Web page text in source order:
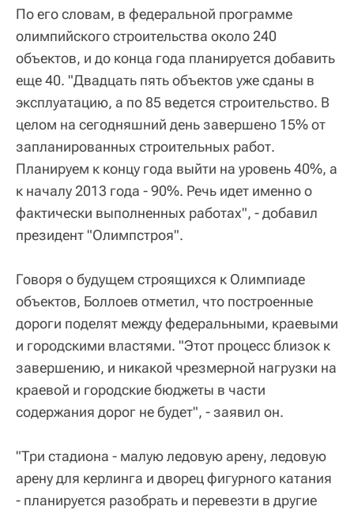
По его словам, в федеральной программе
олимпийского строительства около 240
объектов, и до конца года планируется добавить
еще 40. "Двадцать пять объектов уже сданы в
эксплуатацию, а по 85 ведется строительство. В
целом на сегодняшний день завершено 15% от
запланированных строительных работ.
Планируем к концу года выйти на уровень 40%, а
к началу 2013 года - 90%. Речь идет именно о
фактически выполненных работах", - добавил
президент "Олимпстроя".
Говоря о будущем строящихся к Олимпиаде
объектов, Боллоев отметил, что построенные
дороги поделят между федеральными, краевыми
и городскими властями. "Этот процесс близок к
завершению, и никакой чрезмерной нагрузки на
краевой и городские бюджеты в части
содержания дорог не будет", - заявил он.
"Три стадиона - малую ледовую арену, ледовую
арену для керлинга и дворец фигурного катания
- планируется разобрать и перевезти в другие